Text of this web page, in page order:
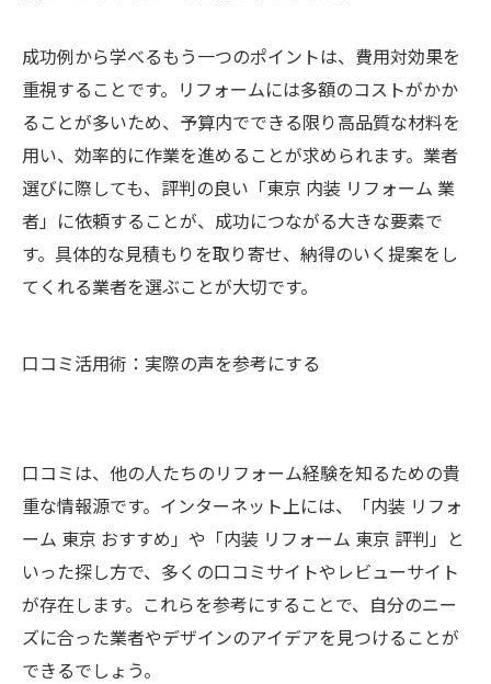
成功例から学べるもう一つのポイントは、費用対効果を
重視することです。リフォームには多額のコストがかか
ることが多いため、予算内でできる限り高品質な材料を
用い、効率的に作業を進めることが求められます。業者
選びに際しても、評判の良い「東京 内装 リフォーム 業
者」に依頼することが、成功につながる大きな要素で
す。具体的な見積もりを取り寄せ、納得のいく提案をし
てくれる業者を選ぶことが大切です。
口コミ活用術：実際の声を参考にする
口コミは、他の人たちのリフォーム経験を知るための貴
重な情報源です。インターネット上には、「内装 リフォ
ーム 東京 おすすめ」や「内装 リフォーム 東京 評判」と
いった探し方で、多くの口コミサイトやレビューサイト
が存在します。これらを参考にすることで、自分のニー
ズに合った業者やデザインのアイデアを見つけることが
できるでしょう。